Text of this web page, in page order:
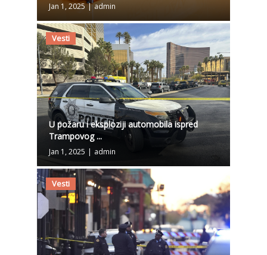
Jan 1, 2025 | admin
Vesti
U požaru i eksploziji automobila ispred
Trampovog ...
Jan 1, 2025 | admin
Vesti